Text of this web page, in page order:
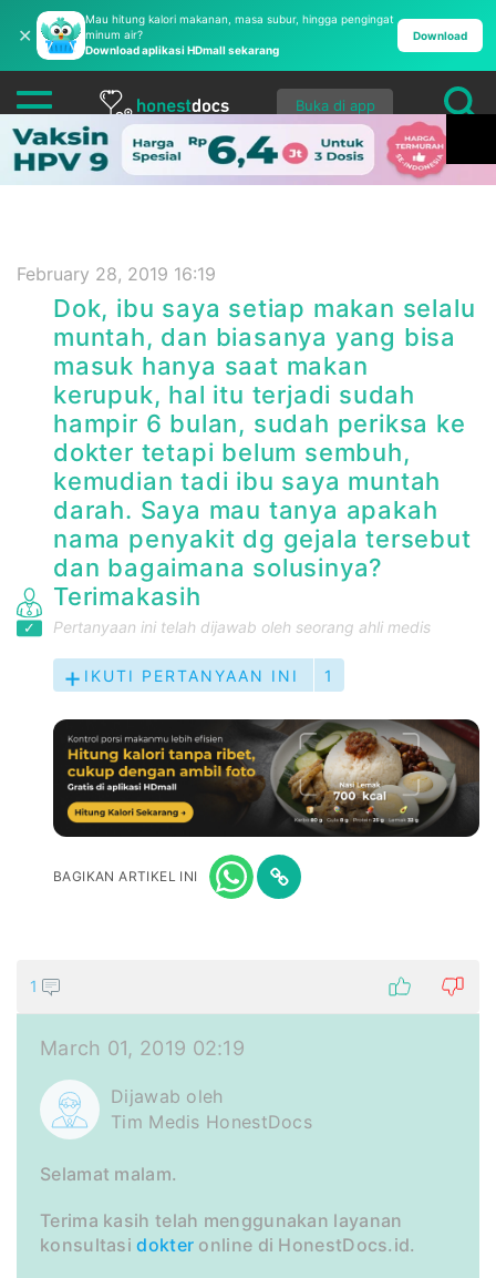
✕
Mau hitung kalori makanan, masa subur, hingga pengingat
minum air?
Download aplikasi HDmall sekarang
Download
Buka di app
February 28, 2019 16:19
Dok, ibu saya setiap makan selalu
muntah, dan biasanya yang bisa
masuk hanya saat makan
kerupuk, hal itu terjadi sudah
hampir 6 bulan, sudah periksa ke
dokter tetapi belum sembuh,
kemudian tadi ibu saya muntah
darah. Saya mau tanya apakah
nama penyakit dg gejala tersebut
dan bagaimana solusinya?
Terimakasih
Pertanyaan ini telah dijawab oleh seorang ahli medis
IKUTI PERTANYAAN INI 1
BAGIKAN ARTIKEL INI
1
March 01, 2019 02:19
Dijawab oleh
Tim Medis HonestDocs
Selamat malam.
Terima kasih telah menggunakan layanan
konsultasidokter online di HonestDocs.id.